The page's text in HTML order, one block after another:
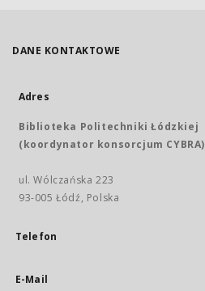
DANE KONTAKTOWE
Adres
Biblioteka Politechniki Łódzkiej
(koordynator konsorcjum CYBRA)
ul. Wólczańska 223
93-005 Łódź, Polska
Telefon
E-Mail